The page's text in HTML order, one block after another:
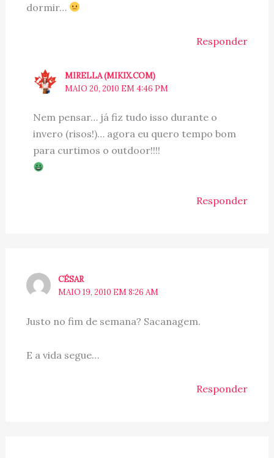
dormir…
Responder
MIRELLA (MIKIX.COM)
MAIO 20, 2010 EM 4:46 PM
Nem pensar… já fiz tudo isso durante o
invero (risos!)… agora eu quero tempo bom
para curtimos o outdoor!!!!
Responder
CÉSAR
MAIO 19, 2010 EM 8:26 AM
Justo no fim de semana? Sacanagem.
E a vida segue…
Responder